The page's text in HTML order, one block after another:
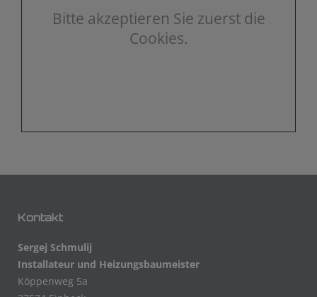
Bitte akzeptieren Sie zuerst die
Cookies.
Kontakt
Sergej Schmulij
Installateur und Heizungsbaumeister
Köppenweg 5a